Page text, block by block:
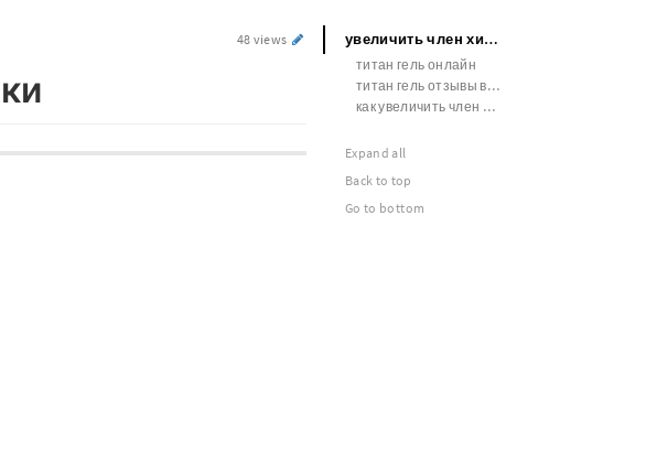
48 views увеличить член хирургически
титан гель онлайн
титан гель отзывы врачей покупателей
как увеличить член диета
Expand all
Back to top
Go to bottom